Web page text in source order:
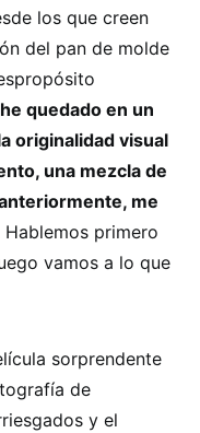
los que creen
del pan de molde
quedado en un
originalidad visual
una mezcla de
me
Hablemos primero
vamos a lo que
sorprendente
de
y el